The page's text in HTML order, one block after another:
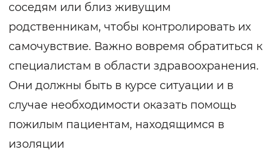
соседям или близ живущим
родственникам, чтобы контролировать их
самочувствие. Важно вовремя обратиться к
специалистам в области здравоохранения.
Они должны быть в курсе ситуации и в
случае необходимости оказать помощь
пожилым пациентам, находящимся в
изоляции